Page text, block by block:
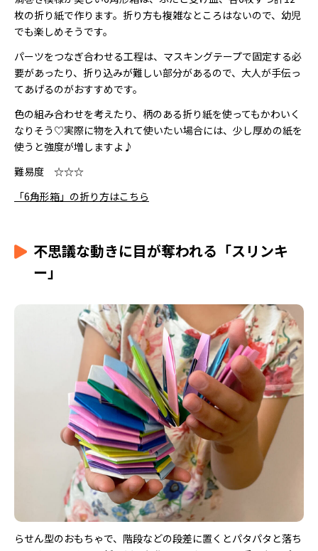
枚の折り紙で作ります。折り方も複雑なところはないので、幼児
でも楽しめそうです。
パーツをつなぎ合わせる工程は、マスキングテープで固定する必
要があったり、折り込みが難しい部分があるので、大人が手伝っ
てあげるのがおすすめです。
色の組み合わせを考えたり、柄のある折り紙を使ってもかわいく
なりそう♡実際に物を入れて使いたい場合には、少し厚めの紙を
使うと強度が増しますよ♪
難易度 ☆☆☆
「6角形箱」の折り方はこちら
不思議な動きに目が奪われる「スリンキ
ー」
らせん型のおもちゃで、階段などの段差に置くとパタパタと落ち